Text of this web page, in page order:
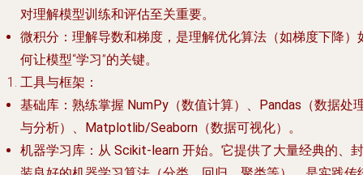
对理解模型训练和评估至关重要。
微积分 ：理解导数和梯度，是理解优化算法（如梯度下降）
何让模型“学习”的关键。
工具与框架 ：
基础库 ：熟练掌握 NumPy （数值计算）、 Pandas （数据处
与分析）、 Matplotlib/Seaborn （数据可视化）。
机器学习库 ：从 Scikit-learn 开始。它提供了大量经典的、封